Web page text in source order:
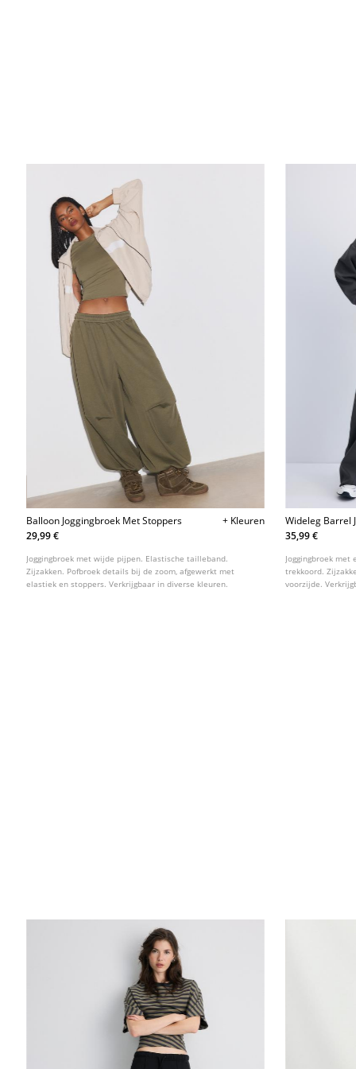
Balloon Joggingbroek Met Stoppers
+ Kleuren
29,99 €
Joggingbroek met wijde pijpen. Elastische tailleband.
Zijzakken. Pofbroek details bij de zoom, afgewerkt met
elastiek en stoppers. Verkrijgbaar in diverse kleuren.
Wideleg Barrel
35,99 €
Joggingbroek
trekkoord.
voorzijde.